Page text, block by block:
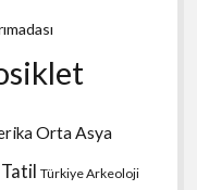
Orta Asya
Türkiye Arkeoloji